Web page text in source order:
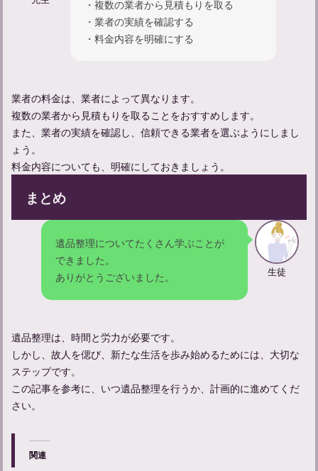
・複数の業者から見積もりを取る
・業者の実績を確認する
・料金内容を明確にする
業者の料金は、業者によって異なります。
複数の業者から見積もりを取ることをおすすめします。
また、業者の実績を確認し、信頼できる業者を選ぶようにしまし
ょう。
料金内容についても、明確にしておきましょう。
まとめ
遺品整理についてたくさん学ぶことが
できました。
ありがとうございました。
生徒
遺品整理は、時間と労力が必要です。
しかし、故人を偲び、新たな生活を歩み始めるためには、大切な
ステップです。
この記事を参考に、いつ遺品整理を行うか、計画的に進めてくだ
さい。
関連